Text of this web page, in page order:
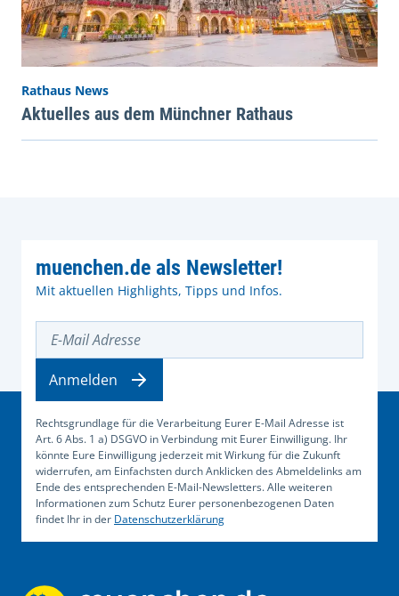
Rathaus News
Aktuelles aus dem Münchner Rathaus
muenchen.de als Newsletter!
Mit aktuellen Highlights, Tipps und Infos.
Rechtsgrundlage für die Verarbeitung Eurer E-Mail Adresse ist
Art. 6 Abs. 1 a) DSGVO in Verbindung mit Eurer Einwilligung. Ihr
könnte Eure Einwilligung jederzeit mit Wirkung für die Zukunft
widerrufen, am Einfachsten durch Anklicken des Abmeldelinks am
Ende des entsprechenden E-Mail-Newsletters. Alle weiteren
Informationen zum Schutz Eurer personenbezogenen Daten
findet Ihr in der Datenschutzerklärung
Anmelden